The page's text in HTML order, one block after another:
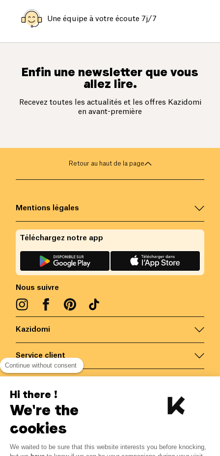
Une équipe à votre écoute 7j/7
Enfin une newsletter que vous
allez lire.
Recevez toutes les actualités et les offres Kazidomi
en avant-première
1.92€ 1.63€ - 15% ?
Retour au haut de la page
Kazidomi
Service client
Mentions légales
Nous suivre
Téléchargez notre app
Belgique/FR
Continue without consent
Hi there !
We're the
cookies
We waited to be sure that this website interests you before knocking,